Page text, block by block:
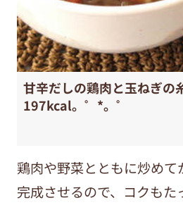
甘辛だしの鶏肉と玉ねぎの
197kcal。゜*。゜
鶏肉や野菜とともに炒めて
完成させるので、コクも